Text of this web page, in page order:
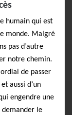
humain qui est
monde. Malgré
pas d’autre
notre chemin.
de passer
aussi d’un
engendre une
le